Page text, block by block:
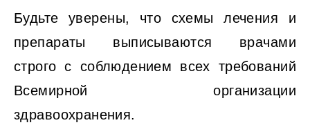
Будьте уверены, что схемы лечения и
препараты выписываются врачами
строго с соблюдением всех требований
Всемирной организации
здравоохранения.